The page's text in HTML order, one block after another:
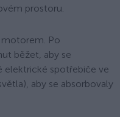
prostoru.
Po
běžet, aby se
elektrické spotřebiče ve
aby se absorbovaly